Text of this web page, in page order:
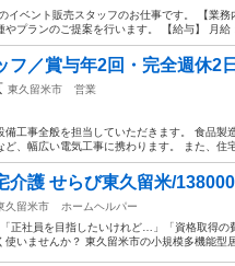
イベント販売スタッフのお仕事です。 【業
プランのご提案を行います。 【給与】 月給
フ／賞与年2回・完全週休2
東久留米市
営業
備工事全般を担当していただきます。 食品製
、幅広い電気工事に携わります。 また、住
介護 せらび東久留米/
久留米市
ホームヘルパー
正社員を目指したいけれど…」「資格取得の
いませんか？ 東久留米市の小規模多機能型